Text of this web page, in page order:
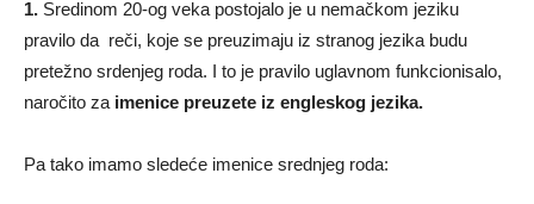
1. Sredinom 20-og veka postojalo je u nemačkom jeziku
pravilo da reči, koje se preuzimaju iz stranog jezika budu
pretežno srdenjeg roda. I to je pravilo uglavnom funkcionisalo,
naročito za imenice preuzete iz engleskog jezika.
Pa tako imamo sledeće imenice srednjeg roda: